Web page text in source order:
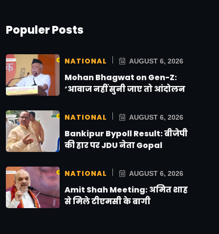
Populer Posts
NATIONAL AUGUST 6, 2026
Mohan Bhagwat on Gen-Z:
‘आवाज नहीं सुनी जाए तो आंदोलन
NATIONAL AUGUST 6, 2026
Bankipur Bypoll Result: बीजेपी
की हार पर JDU नेता Gopal
NATIONAL AUGUST 6, 2026
Amit Shah Meeting: अमित शाह
से मिले टीएमसी के बागी